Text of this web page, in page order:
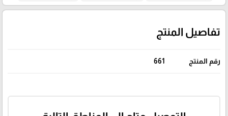
تفاصيل المنتج
رقم المنتج 661